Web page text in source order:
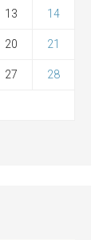
13 14
20 21
27 28